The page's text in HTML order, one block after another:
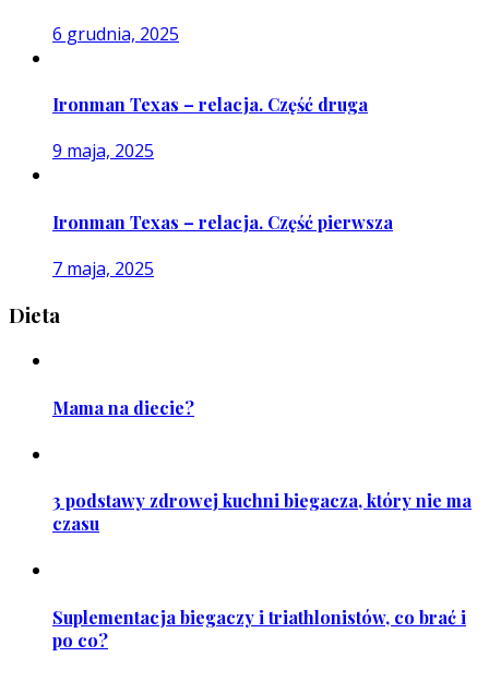
6 grudnia, 2025
Ironman Texas – relacja. Część druga
9 maja, 2025
Ironman Texas – relacja. Część pierwsza
7 maja, 2025
Dieta
Mama na diecie?
3 podstawy zdrowej kuchni biegacza, który nie ma
czasu
Suplementacja biegaczy i triathlonistów, co brać i
po co?